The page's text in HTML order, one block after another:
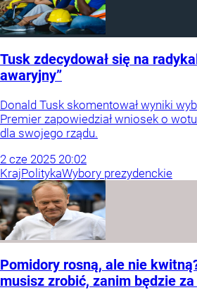
Tusk zdecydował się na
awaryjny”
Donald Tusk skomentował wyniki
Premier zapowiedział wniosek o
dla swojego rządu.
2 cze 2025 20:02
KrajPolitykaWybory prezydenckie
Pomidory rosną, ale nie
musisz zrobić, zanim będzie